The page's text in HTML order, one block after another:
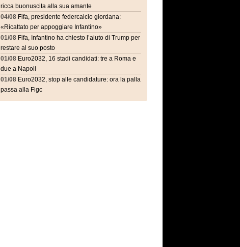
ricca buonuscita alla sua amante
04/08 Fifa, presidente federcalcio giordana:
«Ricattato per appoggiare Infantino»
01/08 Fifa, Infantino ha chiesto l’aiuto di Trump per
restare al suo posto
01/08 Euro2032, 16 stadi candidati: tre a Roma e
due a Napoli
01/08 Euro2032, stop alle candidature: ora la palla
passa alla Figc